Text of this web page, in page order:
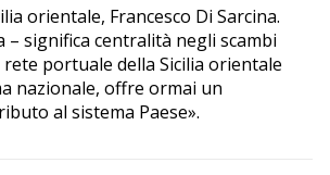
orientale, Francesco Di Sarcina.
– significa centralità negli scambi
portuale della Sicilia orientale
nazionale, offre ormai un
al sistema Paese».